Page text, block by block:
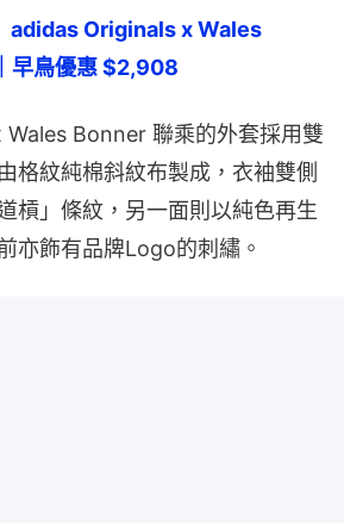
adidas Originals x Wales
早鳥優惠 $2,908
Bonner 聯乘的外套採用雙
格紋純棉斜紋布製成，衣袖雙側
槓」條紋，另一面則以純色再生
亦飾有品牌Logo的刺繡。